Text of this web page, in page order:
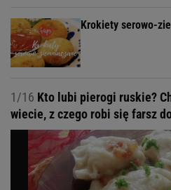
Krokiety serowo-
1/16 Kto lubi pierogi ruskie?
wiecie, z czego robi się farsz